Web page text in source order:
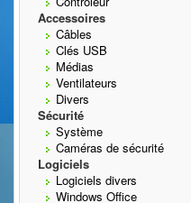
Accessoires
Câbles
Clés USB
Médias
Ventilateurs
Divers
Sécurité
Système
Caméras de sécurité
Logiciels
Logiciels divers
Windows Office